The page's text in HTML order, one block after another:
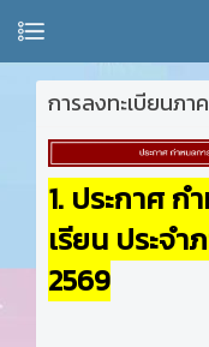
การลงทะเบียนภา
1. ประกาศ ก
เรียน ประจำ
2569